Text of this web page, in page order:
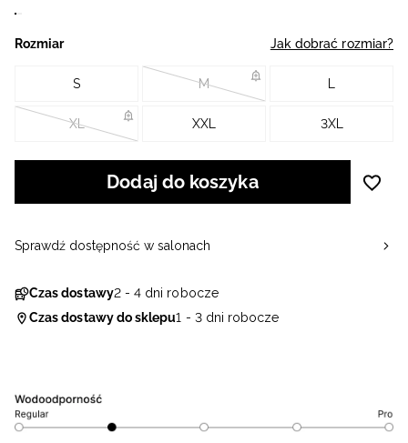
Rozmiar Jak dobrać rozmiar?
S M L
XL XXL 3XL
Dodaj do koszyka
Czas dostawy2 - 4 dni robocze
Czas dostawy do sklepu1 - 3 dni robocze
Sprawdź dostępność w salonach